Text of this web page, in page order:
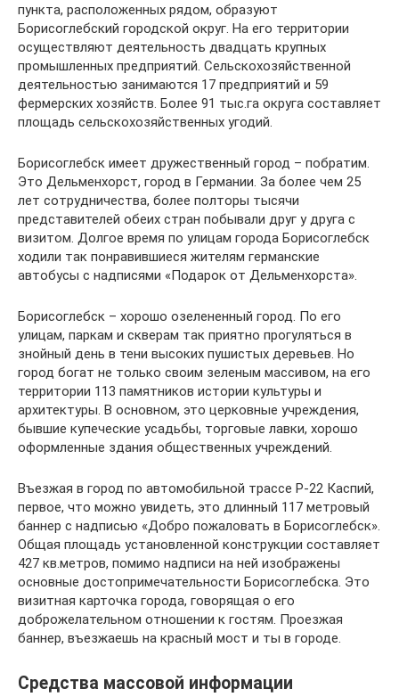
пункта, расположенных рядом, образуют
Борисоглебский городской округ. На его территории
осуществляют деятельность двадцать крупных
промышленных предприятий. Сельскохозяйственной
деятельностью занимаются 17 предприятий и 59
фермерских хозяйств. Более 91 тыс.га округа составляет
площадь сельскохозяйственных угодий.
Борисоглебск имеет дружественный город – побратим.
Это Дельменхорст, город в Германии. За более чем 25
лет сотрудничества, более полторы тысячи
представителей обеих стран побывали друг у друга с
визитом. Долгое время по улицам города Борисоглебск
ходили так понравившиеся жителям германские
автобусы с надписями «Подарок от Дельменхорста».
Борисоглебск – хорошо озелененный город. По его
улицам, паркам и скверам так приятно прогуляться в
знойный день в тени высоких пушистых деревьев. Но
город богат не только своим зеленым массивом, на его
территории 113 памятников истории культуры и
архитектуры. В основном, это церковные учреждения,
бывшие купеческие усадьбы, торговые лавки, хорошо
оформленные здания общественных учреждений.
Въезжая в город по автомобильной трассе Р-22 Каспий,
первое, что можно увидеть, это длинный 117 метровый
баннер с надписью «Добро пожаловать в Борисоглебск».
Общая площадь установленной конструкции составляет
427 кв.метров, помимо надписи на ней изображены
основные достопримечательности Борисоглебска. Это
визитная карточка города, говорящая о его
доброжелательном отношении к гостям. Проезжая
баннер, въезжаешь на красный мост и ты в городе.
Средства массовой информации